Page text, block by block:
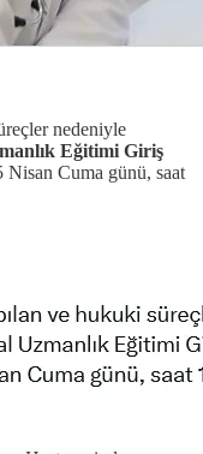
nedeniyle
Eğitimi Giriş
Nisan Cuma günü, saat